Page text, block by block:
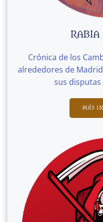
RABIA
Crónica de los
alrededores de
sus
MÁS